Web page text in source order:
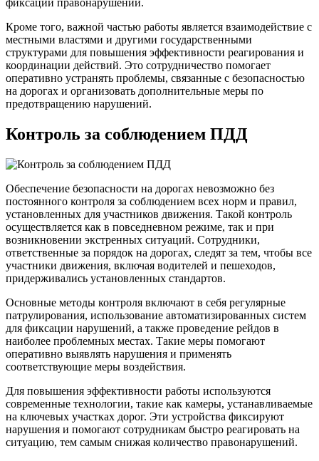
фиксации правонарушений.
Кроме того, важной частью работы является взаимодействие с
местными властями и другими государственными
структурами для повышения эффективности реагирования и
координации действий. Это сотрудничество помогает
оперативно устранять проблемы, связанные с безопасностью
на дорогах и организовать дополнительные меры по
предотвращению нарушений.
Контроль за соблюдением ПДД
Обеспечение безопасности на дорогах невозможно без
постоянного контроля за соблюдением всех норм и правил,
установленных для участников движения. Такой контроль
осуществляется как в повседневном режиме, так и при
возникновении экстренных ситуаций. Сотрудники,
ответственные за порядок на дорогах, следят за тем, чтобы все
участники движения, включая водителей и пешеходов,
придерживались установленных стандартов.
Основные методы контроля включают в себя регулярные
патрулирования, использование автоматизированных систем
для фиксации нарушений, а также проведение рейдов в
наиболее проблемных местах. Такие меры помогают
оперативно выявлять нарушения и применять
соответствующие меры воздействия.
Для повышения эффективности работы используются
современные технологии, такие как камеры, устанавливаемые
на ключевых участках дорог. Эти устройства фиксируют
нарушения и помогают сотрудникам быстро реагировать на
ситуацию, тем самым снижая количество правонарушений.